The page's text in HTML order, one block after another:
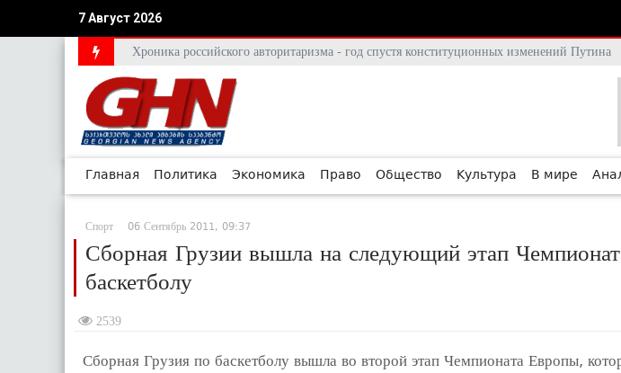
7 Август 2026
Хроника российского авторитаризма - год спустя конституционных изменений Путина
Главная Политика Экономика Право Общество Культура В мире
Спорт 06 Сентябрь 2011, 09:37
Сборная Грузии вышла на следующий этап
баскетболу
2539
Сборная Грузия по баскетболу вышла во второй этап Чемпионата Европы,